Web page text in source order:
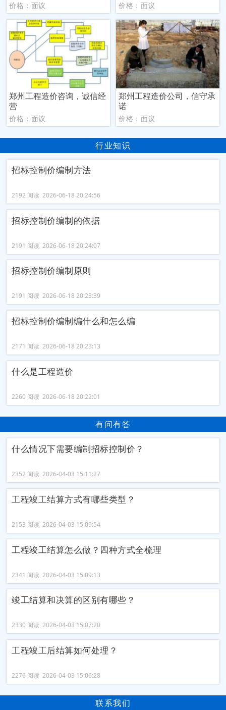
价格：面议 价格：面议
郑州工程造价咨询，诚信经
营
价格：面议
郑州工程造价公司，信守承
诺
价格：面议
行业知识
招标控制价编制方法
2192 阅读 2026-06-18 20:24:56
招标控制价编制的依据
2191 阅读 2026-06-18 20:24:07
招标控制价编制原则
2191 阅读 2026-06-18 20:23:39
招标控制价编制编什么和怎么编
2171 阅读 2026-06-18 20:23:13
什么是工程造价
2260 阅读 2026-06-18 20:22:01
有问有答
什么情况下需要编制招标控制价？
2352 阅读 2026-04-03 15:11:27
工程竣工结算方式有哪些类型？
2153 阅读 2026-04-03 15:09:54
工程竣工结算怎么做？四种方式全梳理
2341 阅读 2026-04-03 15:09:13
竣工结算和决算的区别有哪些？
2330 阅读 2026-04-03 15:07:20
工程竣工后结算如何处理？
2276 阅读 2026-04-03 15:06:28
联系我们